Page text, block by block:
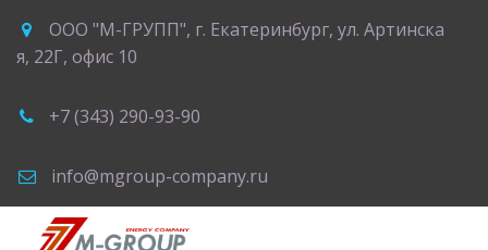
ООО "М-ГРУПП", г. Екатеринбург, ул. Артинска
я, 22Г, офис 10
+7 (343) 290-93-90
info@mgroup-company.ru